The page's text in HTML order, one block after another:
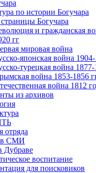
по истории Богучара
Богучара
и гражданская
гг
мировая война
японская война
турецкая война 1877-
война 1853-1856
война 1812
из архивов
отряда
в СМИ
Дубраве
воспитание
для поисковиков